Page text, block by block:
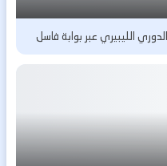
الليبيري عبر بوابة فاسل